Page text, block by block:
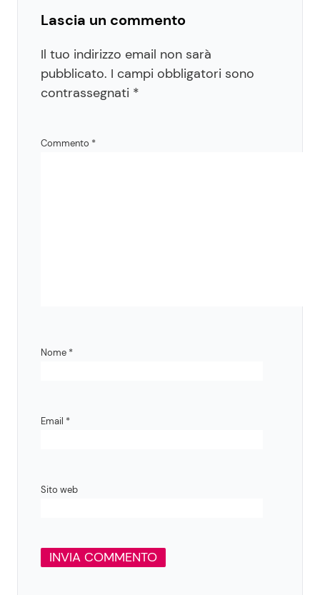
Lascia un commento
Il tuo indirizzo email non sarà
pubblicato. I campi obbligatori sono
contrassegnati *
Commento *
Nome *
Email *
Sito web